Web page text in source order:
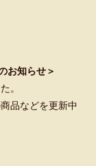
お知らせ＞
。
品などを更新中